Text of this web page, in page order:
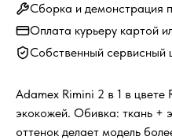
Сборка и
Оплата курьеру картой
Собственный сервисный
Adamex Rimini 2 в 1 в
экокожей. Обивка: ткань +
оттенок делает модель